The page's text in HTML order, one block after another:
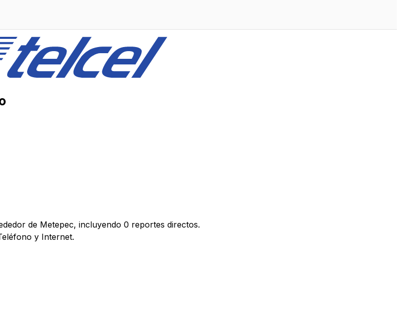
de Metepec, incluyendo 0 reportes directos.
y Internet.